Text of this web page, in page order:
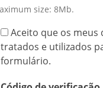
size: 8Mb.
Aceito que os meus
tratados e utilizados
formulário.